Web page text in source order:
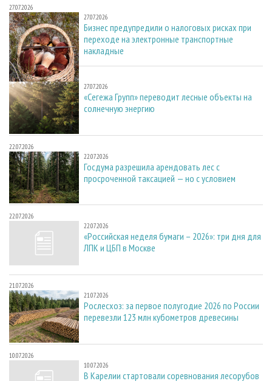
27.07.2026
27.07.2026
Бизнес предупредили о налоговых рисках при
переходе на электронные транспортные
накладные
27.07.2026
27.07.2026
«Сегежа Групп» переводит лесные объекты на
солнечную энергию
22.07.2026
22.07.2026
Госдума разрешила арендовать лес с
просроченной таксацией — но с условием
22.07.2026
22.07.2026
«Российская неделя бумаги – 2026»: три дня для
ЛПК и ЦБП в Москве
21.07.2026
21.07.2026
Рослесхоз: за первое полугодие 2026 по России
перевезли 123 млн кубометров древесины
10.07.2026
10.07.2026
В Карелии стартовали соревнования лесорубов